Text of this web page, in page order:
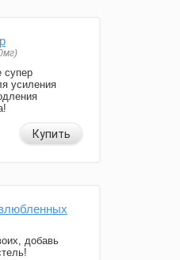
супер
усиления
Купить
добавь